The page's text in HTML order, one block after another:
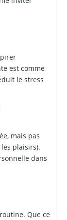
est comme
le stress
mais pas
plaisirs).
dans
Que ce